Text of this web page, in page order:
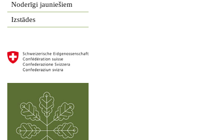
Noderīgi jauniešiem
Izstādes